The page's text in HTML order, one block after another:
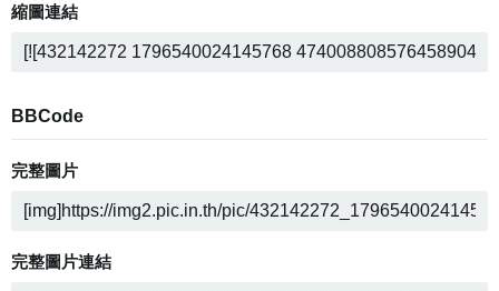
縮圖連結
BBCode
完整圖片
完整圖片連結